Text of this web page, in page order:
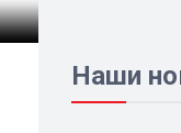
Наши